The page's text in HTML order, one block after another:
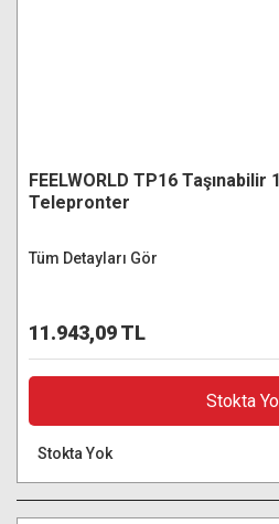
FEELWORLD TP16 Taşınabilir
Telepronter
Tüm Detayları Gör
11.943,09 TL
Stokta
Stokta Yok